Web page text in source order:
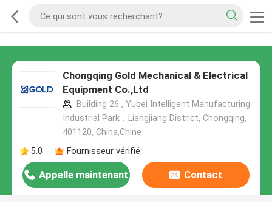
Chongqing Gold Mechanical & Electrical
Equipment Co.,Ltd
Building 26 , Yubei Intelligent Manufacturing
Industrial Park，Liangjiang District, Chongqing,
401120, China,Chine
5.0
Fournisseur vérifié
Appelle maintenant Contact